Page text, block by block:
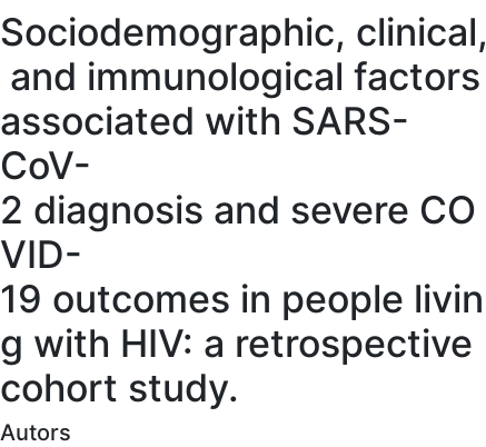
Sociodemographic, clinical,
and immunological factors
associated with SARS-
CoV-
2 diagnosis and severe CO
VID-
19 outcomes in people livin
g with HIV: a retrospective
cohort study.
Autors